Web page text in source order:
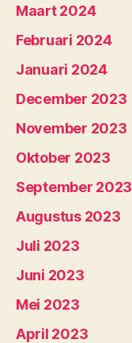
Maart 2024
Februari 2024
Januari 2024
December 2023
November 2023
Oktober 2023
September 2023
Augustus 2023
Juli 2023
Juni 2023
Mei 2023
April 2023